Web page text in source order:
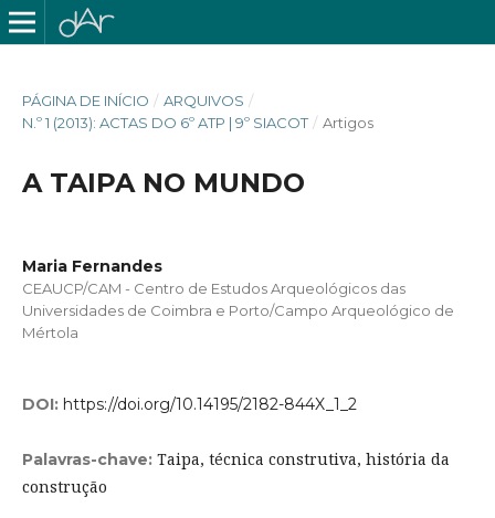
PÁGINA DE INÍCIO / ARQUIVOS /
N.º 1 (2013): ACTAS DO 6º ATP | 9º SIACOT / Artigos
A TAIPA NO MUNDO
Maria Fernandes
CEAUCP/CAM - Centro de Estudos Arqueológicos das
Universidades de Coimbra e Porto/Campo Arqueológico de
Mértola
DOI: https://doi.org/10.14195/2182-844X_1_2
Palavras-chave: Taipa, técnica construtiva, história da
construção